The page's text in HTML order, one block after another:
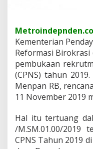
e
m
b
e
r
a
h
n
2
0
1
Kementerian
Reformasi Birokrasi
pembukaan
(CPNS) tahun
Menpan RB,
11 November 2019
Hal itu tertuang
/M.SM.01.00/2019
CPNS Tahun 2019